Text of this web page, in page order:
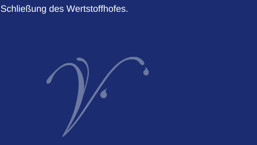
Schließung des Wertstoffhofes.